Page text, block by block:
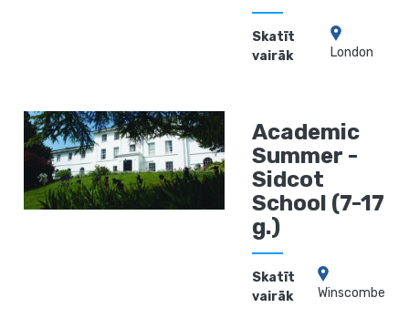
Skatīt
vairāk
London
Academic
Summer -
Sidcot
School (7-17
g.)
Skatīt
vairāk
Winscombe